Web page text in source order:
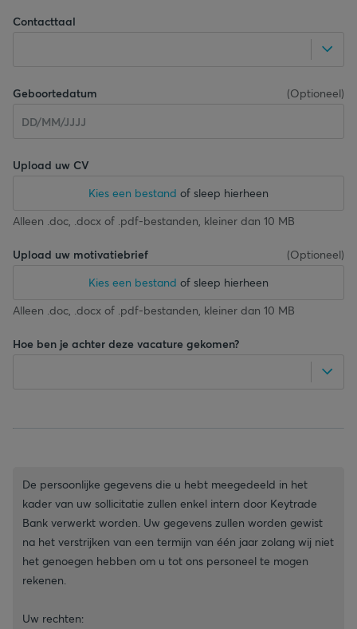
Contacttaal
Geboortedatum (Optioneel)
Upload uw CV
Kies een bestand of sleep hierheen
Alleen .doc, .docx of .pdf-bestanden, kleiner dan 10 MB
Upload uw motivatiebrief (Optioneel)
Kies een bestand of sleep hierheen
Alleen .doc, .docx of .pdf-bestanden, kleiner dan 10 MB
Hoe ben je achter deze vacature gekomen?
De persoonlijke gegevens die u hebt meegedeeld in het
kader van uw sollicitatie zullen enkel intern door Keytrade
Bank verwerkt worden. Uw gegevens zullen worden gewist
na het verstrijken van een termijn van één jaar zolang wij niet
het genoegen hebben om u tot ons personeel te mogen
rekenen.
Uw rechten: